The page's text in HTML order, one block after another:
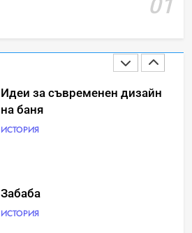
01
Забаба
Технологични оръжия, от
борим с глобалното
на баня
ИСТОРИЯ